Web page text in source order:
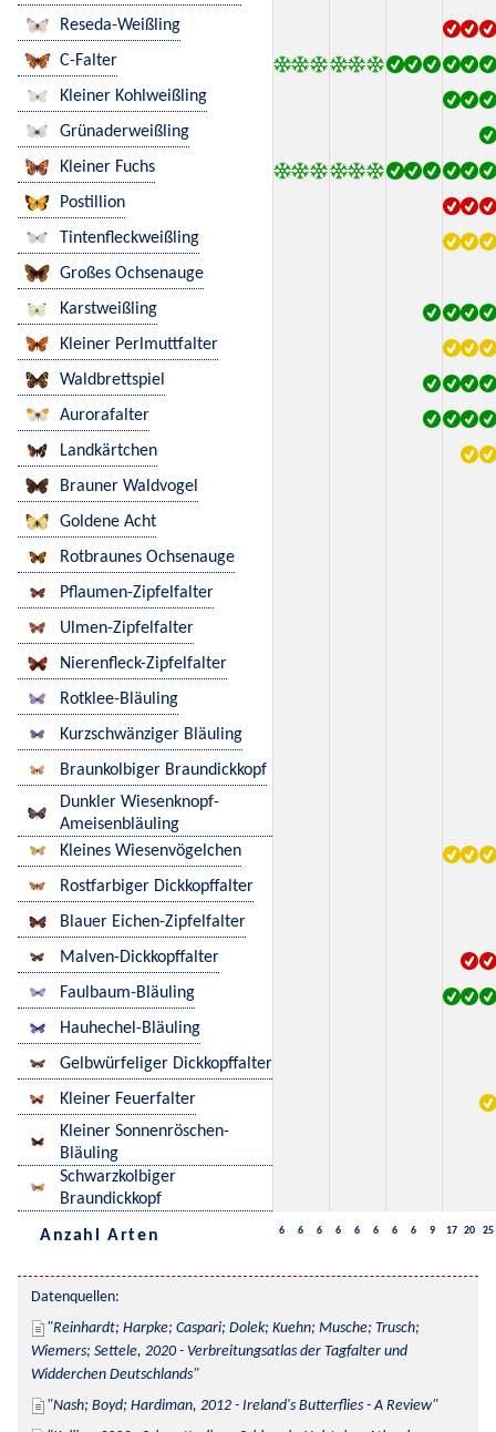
Reseda-Weißling
C-Falter
Kleiner Kohlweißling
Grünaderweißling
Kleiner Fuchs
Postillion
Tintenfleckweißling
Großes Ochsenauge
Karstweißling
Kleiner Perlmuttfalter
Waldbrettspiel
Aurorafalter
Landkärtchen
Brauner Waldvogel
Goldene Acht
Rotbraunes Ochsenauge
Pflaumen-Zipfelfalter
Ulmen-Zipfelfalter
Nierenfleck-Zipfelfalter
Rotklee-Bläuling
Kurzschwänziger Bläuling
Braunkolbiger Braundickkopf
Dunkler Wiesenknopf-
Ameisenbläuling
Kleines Wiesenvögelchen
Rostfarbiger Dickkopffalter
Blauer Eichen-Zipfelfalter
Malven-Dickkopffalter
Faulbaum-Bläuling
Hauhechel-Bläuling
Gelbwürfeliger Dickkopffalter
Kleiner Feuerfalter
Kleiner Sonnenröschen-
Bläuling
Schwarzkolbiger
Braundickkopf
Anzahl Arten 6 6 6 6 6 6 6 6 9 17 20 25
Datenquellen:
Reinhardt; Harpke; Caspari; Dolek; Kuehn; Musche; Trusch;
Wiemers; Settele, 2020 - Verbreitungsatlas der Tagfalter und
Widderchen Deutschlands
Nash; Boyd; Hardiman, 2012 - Ireland's Butterflies - A Review